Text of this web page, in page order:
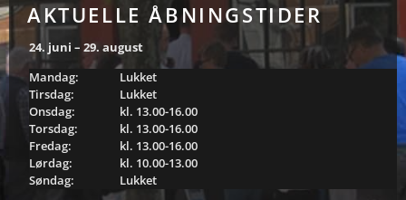
AKTUELLE ÅBNINGSTIDER
24. juni – 29. august
Mandag:
Lukket
Tirsdag:
Lukket
Onsdag:
kl. 13.00-16.00
Torsdag:
kl. 13.00-16.00
Fredag:
kl. 13.00-16.00
Lørdag:
kl. 10.00-13.00
Søndag:
Lukket